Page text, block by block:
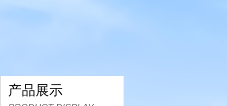
产品展示